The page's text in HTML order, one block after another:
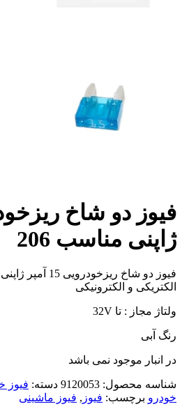
ژاپنی مناسب 206
الکتریکی و الکترونیکی
ولتاژ مجاز : تا 32V
رنگ آبی
در انبار موجود نمی باشد
شناسه محصول: 9120053 دسته: فیوز
خودرو برچسب: فیوز , فیوز ماشینی